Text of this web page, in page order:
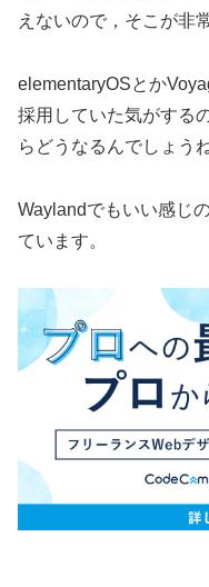
えないので，そこが非
elementaryOSとか
採用していた気がする
らどうなるんでしょう
Waylandでもいい感じ
ています。